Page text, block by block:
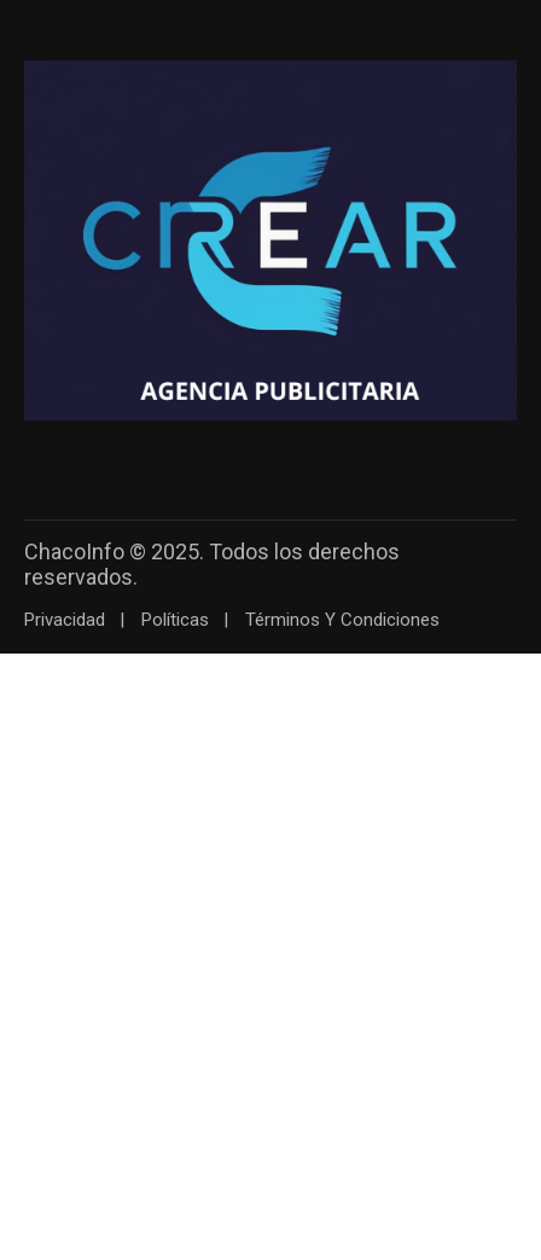
ChacoInfo © 2025. Todos los derechos
reservados.
Privacidad Políticas Términos Y Condiciones